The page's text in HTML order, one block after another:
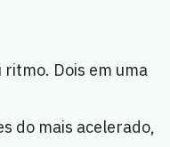
Dois em uma
do mais acelerado,